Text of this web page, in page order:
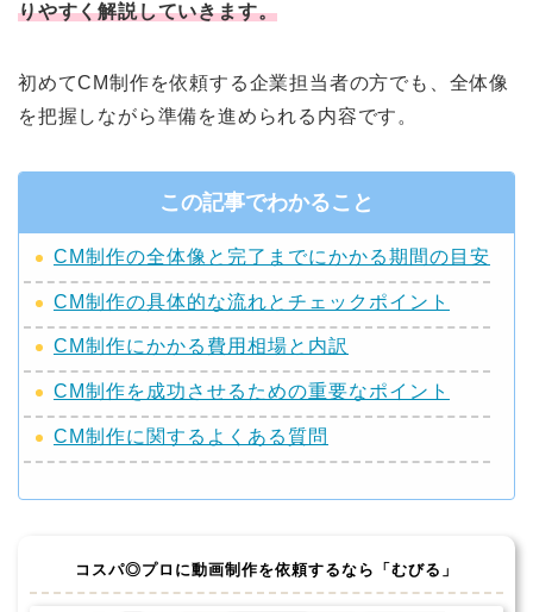
りやすく解説していきます。
初めてCM制作を依頼する企業担当者の方でも、全体像
を把握しながら準備を進められる内容です。
この記事でわかること
CM制作の全体像と完了までにかかる期間の目安
CM制作の具体的な流れとチェックポイント
CM制作にかかる費用相場と内訳
CM制作を成功させるための重要なポイント
CM制作に関するよくある質問
コスパ◎プロに動画制作を依頼するなら 「むびる」